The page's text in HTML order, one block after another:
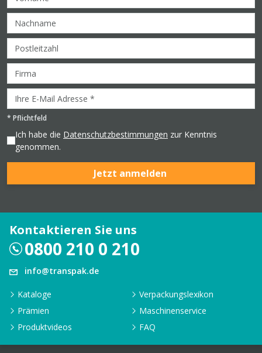
* Pflichtfeld
Ich habe die Datenschutzbestimmungen zur Kenntnis
genommen.
Jetzt anmelden
Kontaktieren Sie uns
0800 210 0 210
info@transpak.de
Kataloge
Verpackungslexikon
Prämien
Maschinenservice
Produktvideos
FAQ